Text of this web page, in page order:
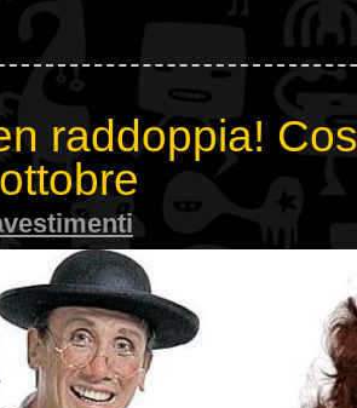
raddoppia!